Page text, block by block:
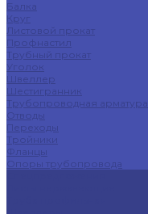
Балка
Круг
Листовой прокат
Профнастил
Трубный прокат
Уголок
Швеллер
Шестигранник
Трубопроводная арматура
Отводы
Переходы
Тройники
Фланцы
Опоры трубопровода